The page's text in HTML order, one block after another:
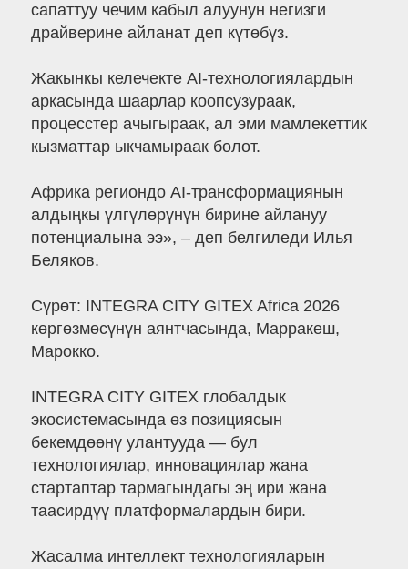
сапаттуу чечим кабыл алуунун негизги
драйверине айланат деп күтөбүз.
Жакынкы келечекте AI-технологиялардын
аркасында шаарлар коопсузураак,
процесстер ачыгыраак, ал эми мамлекеттик
кызматтар ыкчамыраак болот.
Африка региондо AI-трансформациянын
алдыңкы үлгүлөрүнүн бирине айлануу
потенциалына ээ», – деп белгиледи Илья
Беляков.
Сүрөт: INTEGRA CITY GITEX Africa 2026
көргөзмөсүнүн аянтчасында, Марракеш,
Марокко.
INTEGRA CITY GITEX глобалдык
экосистемасында өз позициясын
бекемдөөнү улантууда — бул
технологиялар, инновациялар жана
стартаптар тармагындагы эң ири жана
таасирдүү платформалардын бири.
Жасалма интеллект технологияларын